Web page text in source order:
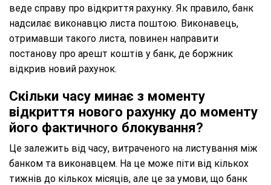
веде справу про відкриття рахунку. Як правило, банк
надсилає виконавцю листа поштою. Виконавець,
отримавши такого листа, повинен направити
постанову про арешт коштів у банк, де боржник
відкрив новий рахунок.
Скільки часу минає з моменту
відкриття нового рахунку до моменту
його фактичного блокування?
Це залежить від часу, витраченого на листування між
банком та виконавцем. На це може піти від кількох
тижнів до кількох місяців, але це за умови, що банк